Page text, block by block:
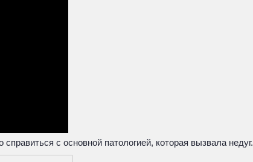
с основной патологией, которая вызвала недуг.